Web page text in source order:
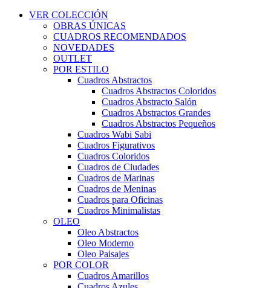
VER COLECCIÓN
OBRAS ÚNICAS
CUADROS RECOMENDADOS
NOVEDADES
OUTLET
POR ESTILO
Cuadros Abstractos
Cuadros Abstractos Coloridos
Cuadros Abstracto Salón
Cuadros Abstractos Grandes
Cuadros Abstractos Pequeños
Cuadros Wabi Sabi
Cuadros Figurativos
Cuadros Coloridos
Cuadros de Ciudades
Cuadros de Marinas
Cuadros de Meninas
Cuadros para Oficinas
Cuadros Minimalistas
OLEO
Oleo Abstractos
Oleo Moderno
Oleo Paisajes
POR COLOR
Cuadros Amarillos